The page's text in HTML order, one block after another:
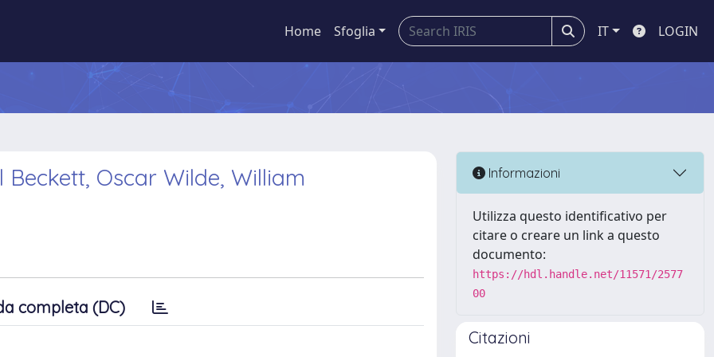
Home Sfoglia IT LOGIN
Oscar Wilde, William
completa (DC)
Informazioni
Utilizza questo identificativo per
citare o creare un link a questo
documento:
https://hdl.handle.net/11571/2577
00
Citazioni